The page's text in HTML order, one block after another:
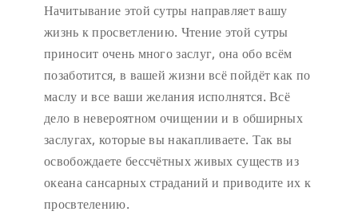
Начитывание этой сутры направляет вашу
жизнь к просветлению. Чтение этой сутры
приносит очень много заслуг, она обо всём
позаботится, в вашей жизни всё пойдёт как по
маслу и все ваши желания исполнятся. Всё
дело в невероятном очищении и в обширных
заслугах, которые вы накапливаете. Так вы
освобождаете бессчётных живых существ из
океана сансарных страданий и приводите их к
просвтелению.